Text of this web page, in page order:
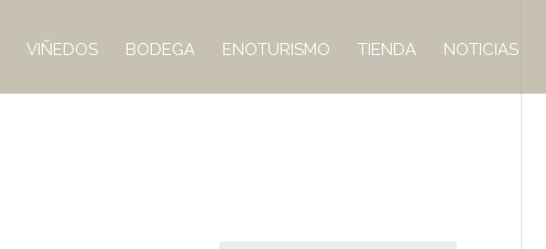
VIÑEDOS BODEGA ENOTURISMO TIENDA NOTICIAS